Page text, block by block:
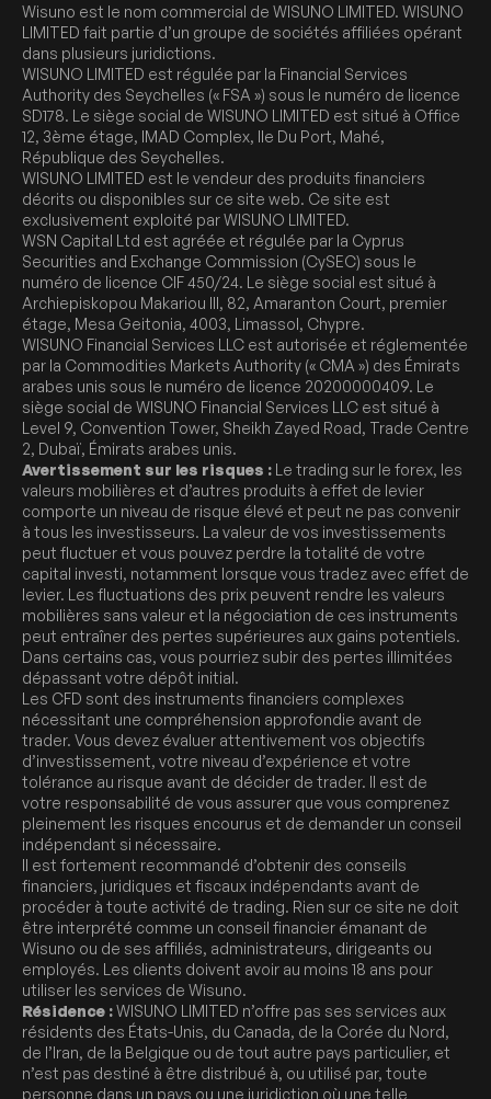
Wisuno est le nom commercial de WISUNO LIMITED. WISUNO
LIMITED fait partie d’un groupe de sociétés affiliées opérant
dans plusieurs juridictions.
WISUNO LIMITED est régulée par la Financial Services
Authority des Seychelles (« FSA ») sous le numéro de licence
SD178. Le siège social de WISUNO LIMITED est situé à Office
12, 3ème étage, IMAD Complex, Ile Du Port, Mahé,
République des Seychelles.
WISUNO LIMITED est le vendeur des produits financiers
décrits ou disponibles sur ce site web. Ce site est
exclusivement exploité par WISUNO LIMITED.
WSN Capital Ltd est agréée et régulée par la Cyprus
Securities and Exchange Commission (CySEC) sous le
numéro de licence CIF 450/24. Le siège social est situé à
Archiepiskopou Makariou III, 82, Amaranton Court, premier
étage, Mesa Geitonia, 4003, Limassol, Chypre.
WISUNO Financial Services LLC est autorisée et réglementée
par la Commodities Markets Authority (« CMA ») des Émirats
arabes unis sous le numéro de licence 20200000409. Le
siège social de WISUNO Financial Services LLC est situé à
Level 9, Convention Tower, Sheikh Zayed Road, Trade Centre
2, Dubaï, Émirats arabes unis.
Avertissement sur les risques : Le trading sur le forex, les
valeurs mobilières et d’autres produits à effet de levier
comporte un niveau de risque élevé et peut ne pas convenir
à tous les investisseurs. La valeur de vos investissements
peut fluctuer et vous pouvez perdre la totalité de votre
capital investi, notamment lorsque vous tradez avec effet de
levier. Les fluctuations des prix peuvent rendre les valeurs
mobilières sans valeur et la négociation de ces instruments
peut entraîner des pertes supérieures aux gains potentiels.
Dans certains cas, vous pourriez subir des pertes illimitées
dépassant votre dépôt initial.
Les CFD sont des instruments financiers complexes
nécessitant une compréhension approfondie avant de
trader. Vous devez évaluer attentivement vos objectifs
d’investissement, votre niveau d’expérience et votre
tolérance au risque avant de décider de trader. Il est de
votre responsabilité de vous assurer que vous comprenez
pleinement les risques encourus et de demander un conseil
indépendant si nécessaire.
Il est fortement recommandé d’obtenir des conseils
financiers, juridiques et fiscaux indépendants avant de
procéder à toute activité de trading. Rien sur ce site ne doit
être interprété comme un conseil financier émanant de
Wisuno ou de ses affiliés, administrateurs, dirigeants ou
employés. Les clients doivent avoir au moins 18 ans pour
utiliser les services de Wisuno.
Résidence :WISUNO LIMITED n’offre pas ses services aux
résidents des États-Unis, du Canada, de la Corée du Nord,
de l’Iran, de la Belgique ou de tout autre pays particulier, et
n’est pas destiné à être distribué à, ou utilisé par, toute
personne dans un pays ou une juridiction où une telle